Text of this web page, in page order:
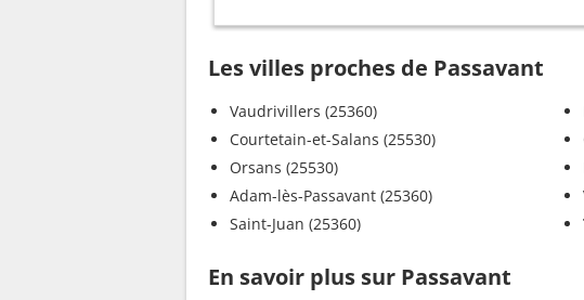
Les villes proches de Passavant
Vaudrivillers (25360)
Courtetain-et-Salans (25530)
Orsans (25530)
Adam-lès-Passavant (25360)
Saint-Juan (25360)
En savoir plus sur Passavant